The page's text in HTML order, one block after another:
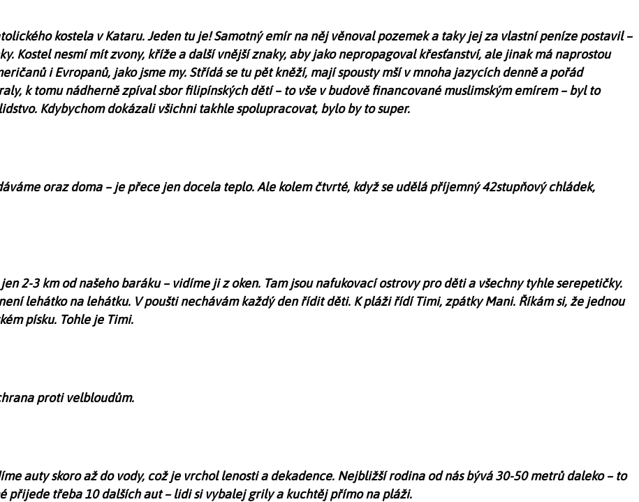
kostela v Kataru. Jeden tu je! Samotný emír na něj věnoval pozemek a taky jej za vlastní peníze postavil –
Kostel nesmí mít zvony, kříže a další vnější znaky, aby jako nepropagoval křesťanství, ale jinak má naprostou
i Evropanů, jako jsme my. Střídá se tu pět kněží, mají spousty mší v mnoha jazycích denně a pořád
k tomu nádherně zpíval sbor filipínských dětí – to vše v budově financované muslimským emírem – byl to
Kdybychom dokázali všichni takhle spolupracovat, bylo by to super.
oraz doma – je přece jen docela teplo. Ale kolem čtvrté, když se udělá příjemný 42stupňový chládek,
2-3 km od našeho baráku – vidíme ji z oken. Tam jsou nafukovací ostrovy pro děti a všechny tyhle serepetičky.
lehátko na lehátku. V poušti nechávám každý den řídit děti. K pláži řídí Timi, zpátky Mani. Říkám si, že jednou
písku. Tohle je Timi.
proti velbloudům.
auty skoro až do vody, což je vrchol lenosti a dekadence. Nejbližší rodina od nás bývá 30-50 metrů daleko – to
přijede třeba 10 dalších aut – lidi si vybalej grily a kuchtěj přímo na pláži.